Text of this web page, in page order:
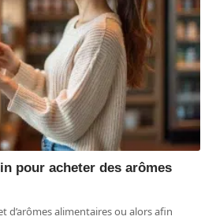
pour acheter des arômes
d’arômes alimentaires ou alors afin